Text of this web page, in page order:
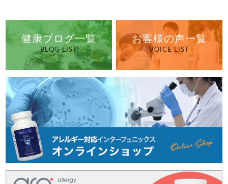
健康ブログ一覧
BLOG LIST
お客様の声一覧
VOICE LIST